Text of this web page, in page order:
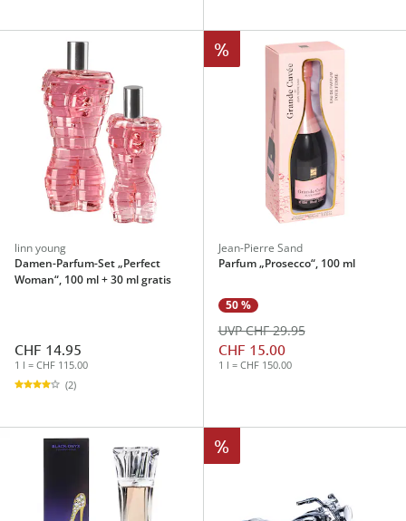
linn young
Damen-Parfum-Set „Perfect
Woman“, 100 ml + 30 ml gratis
CHF 14.95
1 l = CHF 115.00
(2)
%
Jean-Pierre Sand
Parfum „Prosecco“, 100 ml
50 %
CHF 15.00
UVP CHF 29.95
1 l = CHF 150.00
%